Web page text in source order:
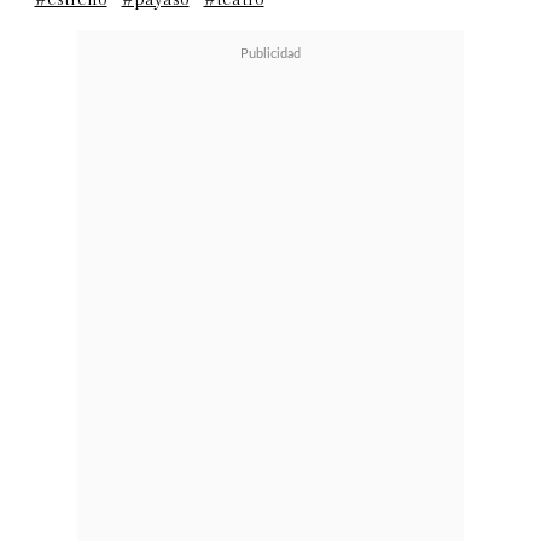
artesanal, muchas veces desconocida